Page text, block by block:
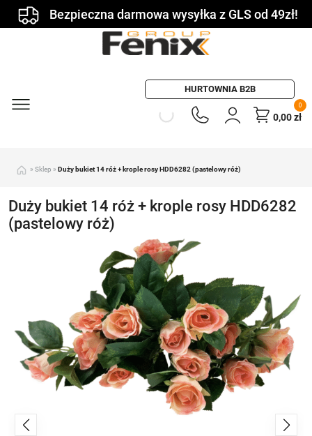
Bezpieczna darmowa wysyłka z GLS od 49zł!
HURTOWNIA B2B
0
0,00zł
» Sklep » Duży bukiet 14 róż + krople rosy HDD6282 (pastelowy róż)
Duży bukiet 14 róż + krople rosy HDD6282
(pastelowy róż)